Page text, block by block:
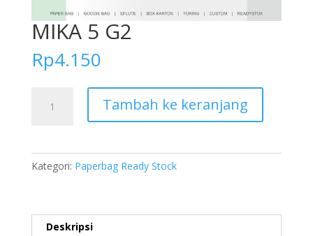
MIKA 5 G2
Rp4.150
MIKA
Tambah ke keranjang
Kategori: Paperbag Ready Stock
Deskripsi